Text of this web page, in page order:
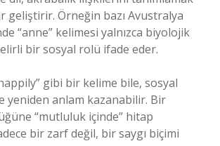
geliştirir. Örneğin bazı Avustralya
“anne” kelimesi yalnızca biyolojik
bir sosyal rolü ifade eder.
gibi bir kelime bile, sosyal
yeniden anlam kazanabilir. Bir
“mutluluk içinde” hitap
bir zarf değil, bir saygı biçimi